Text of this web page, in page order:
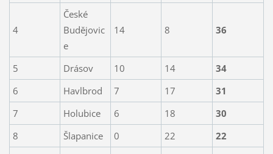
4
České
Budějovic
e
14 8 36
5 Drásov 10 14
34
6
Havlbrod 7 17
31
7
Holubice 6 18
30
8
Šlapanice 0 22 22